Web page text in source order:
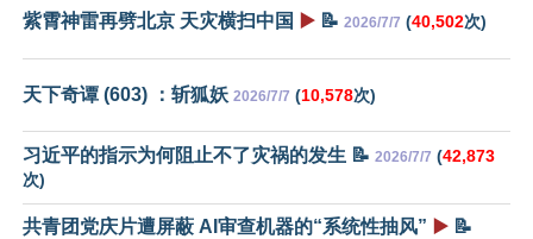
紫霄神雷再劈北京 天灾横扫中国 ▶️ 📝 2026/7/7 (40,502次)
天下奇谭 (603) ：斩狐妖 2026/7/7 (10,578次)
习近平的指示为何阻止不了灾祸的发生 📝 2026/7/7 (42,873
次)
共青团党庆片遭屏蔽 AI审查机器的“系统性抽风” ▶️ 📝